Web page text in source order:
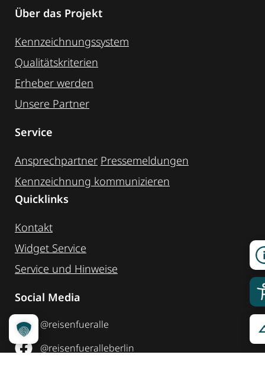
Über das Projekt
Kennzeichnungssystem
Qualitätskriterien
Erheber werden
Unsere Partner
Service
Ansprechpartner Pressemeldungen
Kennzeichnung ­kommunizieren
Quicklinks
Kontakt
Widget Service
Service und Hinweise
Social Media
@reisenfueralle
@reisenfueralleberlin